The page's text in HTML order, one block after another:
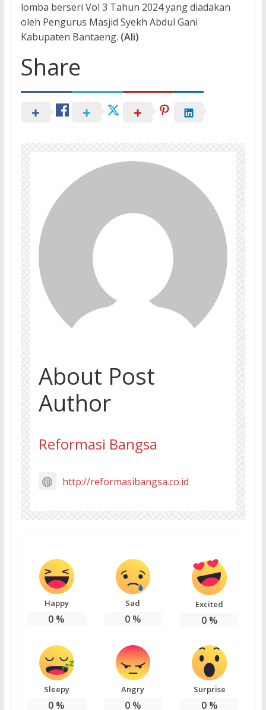
lomba berseri Vol 3 Tahun 2024 yang diadakan
oleh Pengurus Masjid Syekh Abdul Gani
Kabupaten Bantaeng. (Ali)
Share
About Post
Author
Reformasi Bangsa
http://reformasibangsa.co.id
Happy
0 %
Sad
0%
Excited
0%
Sleepy
0 %
Angry
0%
Surprise
0%